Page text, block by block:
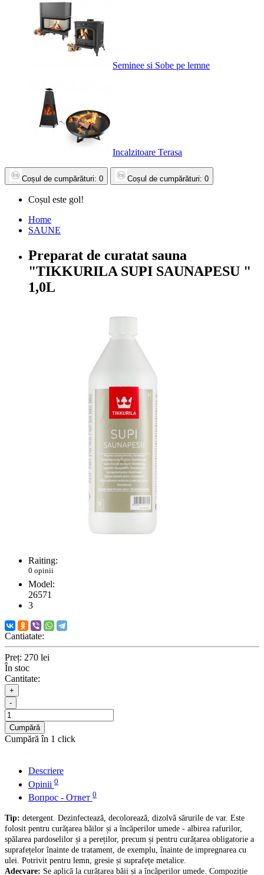
Seminee si Sobe pe lemne
Incalzitoare Terasa
Coșul de cumpărături: 0 Coșul de cumpărături: 0
Coșul este gol!
Home
SAUNE
Preparat de curatat sauna
"TIKKURILA SUPI SAUNAPESU "
1,0L
Raiting:
0 opinii
Model:
26571
3
Cantiatate:
Preț: 270 lei
În stoc
Cantitate:
+
-
Cumpără
Cumpără în 1 click
Descriere
Opinii 0
Вопрос - Ответ 0
Tip: detergent. Dezinfectează, decolorează, dizolvă sărurile de var. Este
folosit pentru curățarea băilor și a încăperilor umede - albirea rafurilor,
spălarea pardoselilor și a pereților, precum și pentru curățarea obligatorie a
suprafețelor înainte de tratament, de exemplu, înainte de impregnarea cu
ulei. Potrivit pentru lemn, gresie și suprafețe metalice.
Adecvare: Se aplică la curățarea băii și a încăperilor umede. Compoziție